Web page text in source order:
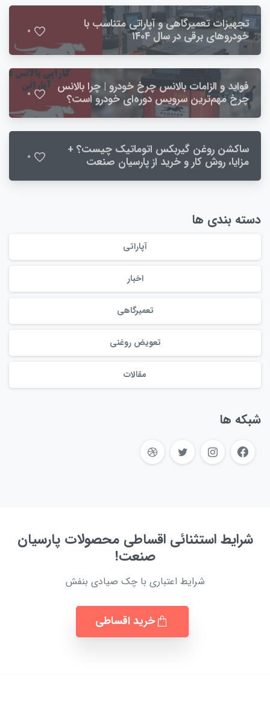
تجهیزات تعمیرگاهی و آپاراتی متناسب با
خودروهای برقی در سال ۱۴۰۴ 0
فواید و الزامات بالانس چرخ خودرو | چرا بالانس
چرخ مهم‌ترین سرویس دوره‌ای خودرو است؟ 0
ساکشن روغن گیربکس اتوماتیک چیست؟ +
مزایا، روش کار و خرید از پارسیان صنعت 0
دسته بندی ها
آپاراتی
اخبار
تعمیرگاهی
تعویض روغنی
مقالات
شبکه ها
شرایط استثنائی اقساطی محصولات پارسیان
صنعت!
شرایط اعتباری با چک صیادی بنفش
خرید اقساطی